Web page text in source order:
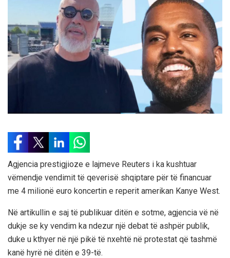
Agjencia prestigjioze e lajmeve Reuters i ka kushtuar
vëmendje vendimit të qeverisë shqiptare për të financuar
me 4 milionë euro koncertin e reperit amerikan Kanye West.
Në artikullin e saj të publikuar ditën e sotme, agjencia vë në
dukje se ky vendim ka ndezur një debat të ashpër publik,
duke u kthyer në një pikë të nxehtë në protestat që tashmë
kanë hyrë në ditën e 39-të.